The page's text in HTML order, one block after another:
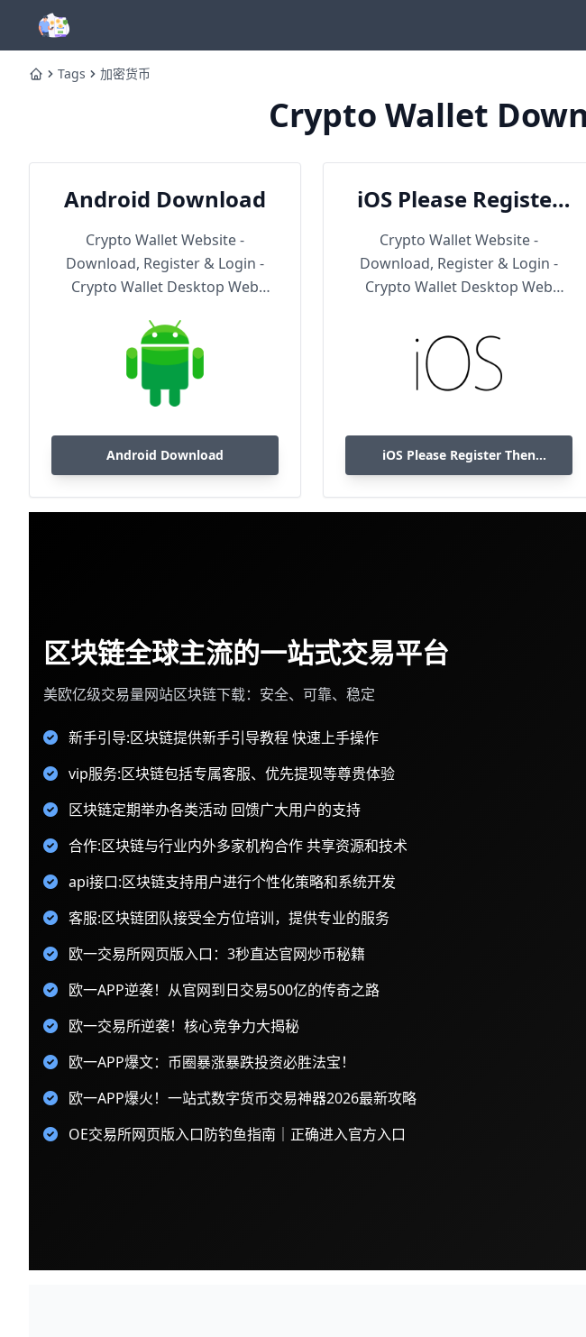
HomeTags 加密货币
Crypto Wallet
Android Download
Crypto Wallet Website -
Download, Register & Login -
Crypto Wallet Desktop Web
Android Download
iOS Please Register
Then Download
Crypto Wallet Website -
Download, Register & Login -
Crypto Wallet Desktop Web
iOS Please Register Then
Download
区块链全球主流的一站式交易平台
美欧亿级交易量网站区块链下载：安全、可靠、稳定
新手引导:区块链提供新手引导教程 快速上手操作
vip服务:区块链包括专属客服、优先提现等尊贵体验
区块链定期举办各类活动 回馈广大用户的支持
合作:区块链与行业内外多家机构合作 共享资源和技术
api接口:区块链支持用户进行个性化策略和系统开发
客服:区块链团队接受全方位培训，提供专业的服务
欧一交易所网页版入口：3秒直达官网炒币秘籍
欧一APP逆袭！从官网到日交易500亿的传奇之路
欧一交易所逆袭！核心竞争力大揭秘
欧一APP爆文：币圈暴涨暴跌投资必胜法宝！
欧一APP爆火！一站式数字货币交易神器2026最新攻略
OE交易所网页版入口防钓鱼指南｜正确进入官方入口